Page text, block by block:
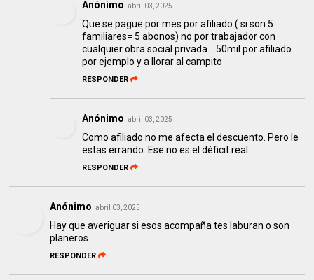
Anónimo abril 03, 2025
Que se pague por mes por afiliado ( si son 5
familiares= 5 abonos) no por trabajador con
cualquier obra social privada....50mil por afiliado
por ejemplo y a llorar al campito
RESPONDER
Anónimo abril 03, 2025
Como afiliado no me afecta el descuento. Pero le
estas errando. Ese no es el déficit real..
RESPONDER
Anónimo abril 03, 2025
Hay que averiguar si esos acompaña tes laburan o son
planeros
RESPONDER